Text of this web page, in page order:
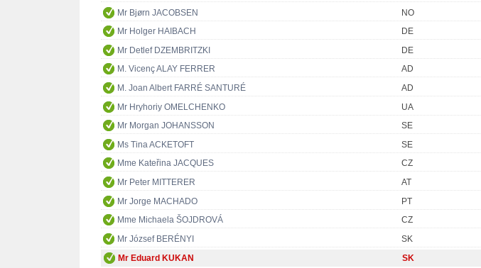
Mr Bjørn JACOBSEN
NO
Mr Holger HAIBACH
DE
Mr Detlef DZEMBRITZKI
DE
M. Vicenç ALAY FERRER
AD
M. Joan Albert FARRÉ SANTURÉ
AD
Mr Hryhoriy OMELCHENKO
UA
Mr Morgan JOHANSSON
SE
Ms Tina ACKETOFT
SE
Mme Kateřina JACQUES
CZ
Mr Peter MITTERER
AT
Mr Jorge MACHADO
PT
Mme Michaela ŠOJDROVÁ
CZ
Mr József BERÉNYI
SK
Mr Eduard KUKAN
SK